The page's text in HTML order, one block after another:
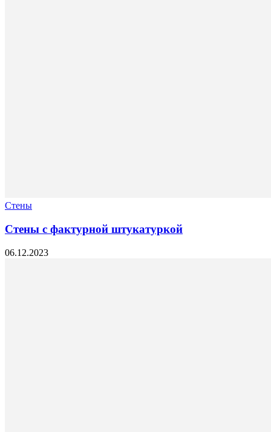
Стены
Стены с фактурной штукатуркой
06.12.2023